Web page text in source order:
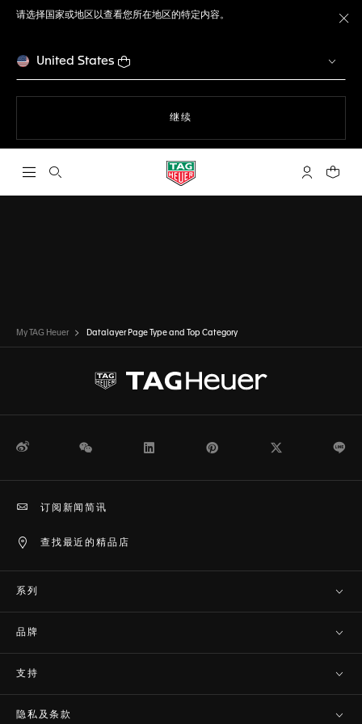
请选择国家或地区以查看您所在地区的特定内容。
United States
继续
打开搜索 My TAG您的
My TAG Heuer Datalayer Page Type and Top Category
微博 WeChat Pinterest
查找最近的精品店
订阅新闻简讯
系列
品牌
支持
隐私及条款